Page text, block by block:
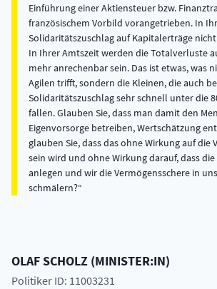
Einführung einer Aktiensteuer bzw.
französischem Vorbild vorangetrieben. In
Solidaritätszuschlag auf Kapitalerträge
In Ihrer Amtszeit werden die Totalverluste
mehr anrechenbar sein. Das ist etwas, was
Agilen trifft, sondern die Kleinen, die auch
Solidaritätszuschlag sehr schnell unter die
fallen. Glauben Sie, dass man damit den
Eigenvorsorge betreiben, Wertschätzung
glauben Sie, dass das ohne Wirkung auf die
sein wird und ohne Wirkung darauf, dass
anlegen und wir die Vermögensschere in
schmälern?
OLAFSCHOLZ (MINISTER:IN)
Politiker ID: 11003231